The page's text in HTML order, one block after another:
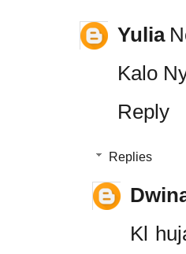
Yulia
Kalo
Reply
Replies
Kl